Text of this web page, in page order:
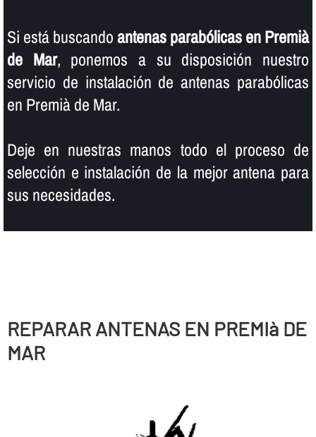
Si está buscandoantenas parabólicas en Premià
de Mar, ponemos a su disposición nuestro
servicio de instalación de antenas parabólicas
en Premià de Mar.
Deje en nuestras manos todo el proceso de
selección e instalación de la mejor antena para
sus necesidades.
REPARAR ANTENAS EN PREMIà DE
MAR